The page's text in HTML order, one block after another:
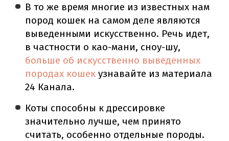
В то же время многие из известных нам
пород кошек на самом деле являются
выведенными искусственно. Речь идет,
в частности о као-мани, сноу-шу,
больше об искусственно выведенных
породах кошек узнавайте из материала
24 Канала.
Коты способны к дрессировке
значительно лучше, чем принято
считать, особенно отдельные породы.